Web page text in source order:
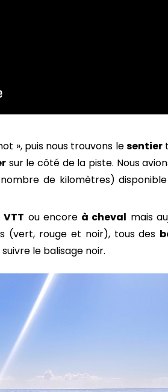
», puis nous trouvons lesentier
sur le côté de la piste. Nous
de kilomètres) disponible
ou encore à cheval mais
(vert, rouge et noir), tous des
le balisage noir.